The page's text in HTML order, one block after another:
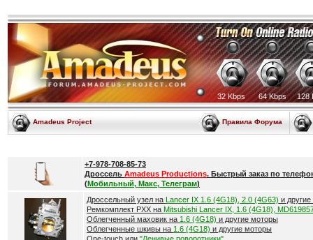
32 Kbps 64 Kbps 128
Amadeus Project Правила Форума
+7-978-708-85-73
Дроссель Amadeus Productions. Быстрый заказ по
(Мобильный, Макс, Телеграм)
Дроссельный узел на Lancer IX 1.6 (4G18), 2.0 (4G63) и
Ремкомплект РХХ на Mitsubishi Lancer IX, 1.6 (4G18),
Облегченный маховик на 1.6 (4G18) и другие моторы
Облегченные шкивы на 1.6 (4G18) и другие моторы